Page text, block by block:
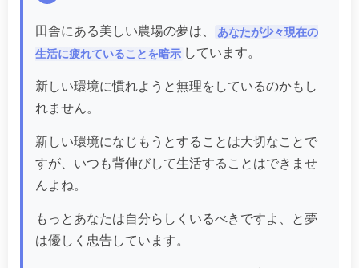
田舎にある美しい農場の夢は、
あなたが少々現在の
生活に疲れていることを暗示 しています。
新しい環境に慣れようと無理をしているのかもし
れません。
新しい環境になじもうとすることは大切なことで
すが、いつも背伸びして生活することはできませ
んよね。
もっとあなたは自分らしくいるべきですよ、と夢
は優しく忠告しています。